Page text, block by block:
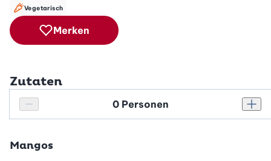
Vegetarisch
Merken
Zutaten
Personenanzahl verringern
Personenanzahl
Mangos